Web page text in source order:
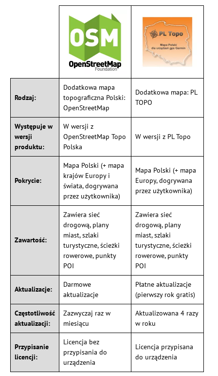
Rodzaj:
Dodatkowa mapa
topograficzna Polski:
OpenStreetMap
Dodatkowa mapa: PL
TOPO
Występuje w
wersji
produktu:
W wersji z
OpenStreetMap Topo
Polska
W wersji z PL Topo
Pokrycie:
Mapa Polski (+ mapa
krajów Europy i
świata, dogrywana
przez użytkownika)
Mapa Polski (+ mapa
Europy, dogrywana
przez użytkownika)
Zawartość:
Zawiera sieć
drogową, plany
miast, szlaki
turystyczne, ścieżki
rowerowe, punkty
POI
Zawiera sieć
drogową, plany
miast, szlaki
turystyczne, ścieżki
rowerowe, punkty
POI
Aktualizacje:
Darmowe
aktualizacje
Płatne aktualizacje
(pierwszy rok gratis)
Częstotliwość
aktualizacji:
Zazwyczaj raz w
miesiącu
Aktualizowana 4 razy
w roku
Przypisanie
licencji:
Licencja bez
przypisania do
urządzenia
Licencja przypisana
do urządzenia